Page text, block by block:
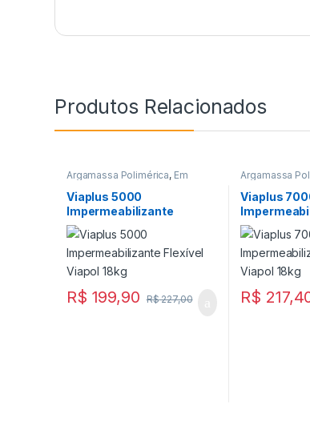
Produtos Relacionados
Argamassa Polimérica, Em
Promoção
Impermeabilizantes
Viapol
Viaplus 5000
Impermeabilizante
Flexível Viapol 18kg
R$ 199,90 R$227,00
Argamassa
Promoção
Viapol
Viaplus
Flexível
R$